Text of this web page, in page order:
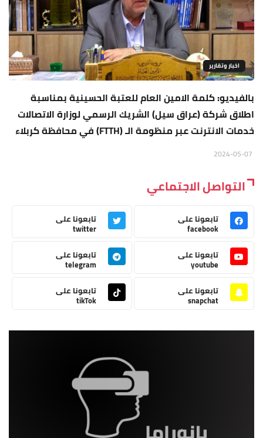
اخبار وتقارير
بالفيديو: كلمة الامين العام للعتبة الحسينية بمناسبة
اطلاق شركة (عراق سيل) الشريك الرسمي لوزارة الاتصالات
خدمات الانترنت عبر منظومة الـ (FTTH) في محافظة كربلاء
التواصل الاجتماعي
تابعونا على
facebook
تابعونا على
twitter
تابعونا على
youtube
تابعونا على
telegram
تابعونا على
snapchat
تابعونا على
tikTok